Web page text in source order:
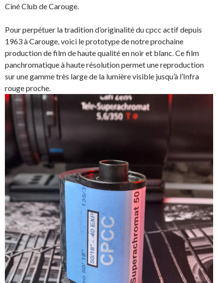
Ciné Club de Carouge.
Pour perpétuer la tradition d’originalité du cpcc actif depuis
1963 à Carouge, voici le prototype de notre prochaine
production de film de haute qualité en noir et blanc. Ce film
panchromatique à haute résolution permet une reproduction
sur une gamme très large de la lumière visible jusqu’à l’Infra
rouge proche.